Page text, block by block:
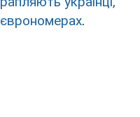
єврономерах.